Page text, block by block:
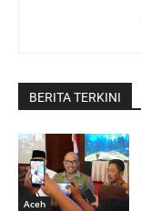
BERITA TERKINI
Aceh